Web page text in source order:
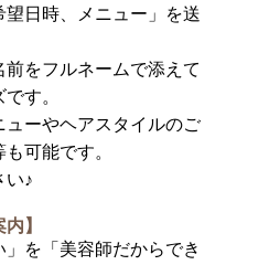
日時、メニュー」を送
をフルネームで添えて
す。
ューやヘアスタイルのご
可能です。
い♪
】
を「美容師だからでき